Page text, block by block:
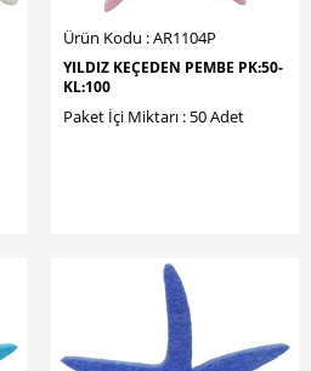
Ürün Kodu : AR1104P
YILDIZ KEÇEDEN PEMBE PK:50-
KL:100
Paket İçi Miktarı : 50 Adet